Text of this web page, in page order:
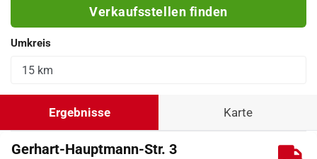
Verkaufsstellen finden
Umkreis
Ergebnisse Karte
Gerhart-Hauptmann-Str. 3